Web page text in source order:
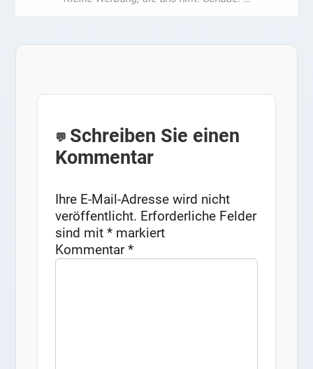
Schreiben Sie einen
Kommentar
Ihre E-Mail-Adresse wird nicht
veröffentlicht. Erforderliche Felder
sind mit* markiert
Kommentar*